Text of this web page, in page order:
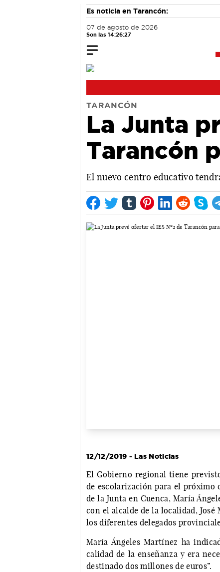
Es noticia en Tarancón:
07 de agosto de 2026
Son las 14:26:28
TARANCÓN
La Junta
Tarancón
El nuevo centro educativo
12/12/2019 - Las Noticias
El Gobierno regional tiene
de escolarización para el próximo
de la Junta en Cuenca, María
con el alcalde de la localidad,
los diferentes delegados
María Ángeles Martínez ha
calidad de la enseñanza y era
destinado dos millones de euros”.